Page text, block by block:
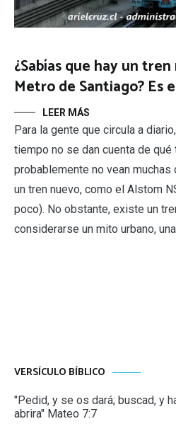
¿Sabías que hay un
Metro de Santiago? Es
LEER MÁS
Para la gente que circula a
tiempo no se dan cuenta de qué
probablemente no vean
un tren nuevo, como el Alstom
poco). No obstante, existe un
considerarse un mito urbano,
VERSÍCULO BÍBLICO
"Pedid, y se os dará; buscad, y
abrira" Mateo 7:7